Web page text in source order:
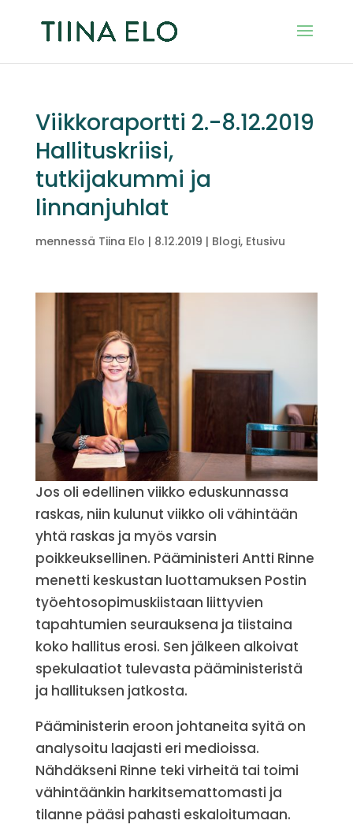
Viikkoraportti 2.-8.12.2019
Hallituskriisi,
tutkijakummi ja
linnanjuhlat
mennessä Tiina Elo | 8.12.2019 | Blogi, Etusivu
Jos oli edellinen viikko eduskunnassa
raskas, niin kulunut viikko oli vähintään
yhtä raskas ja myös varsin
poikkeuksellinen. Pääministeri Antti Rinne
menetti keskustan luottamuksen Postin
työehtosopimuskiistaan liittyvien
tapahtumien seurauksena ja tiistaina
koko hallitus erosi. Sen jälkeen alkoivat
spekulaatiot tulevasta pääministeristä
ja hallituksen jatkosta.
Pääministerin eroon johtaneita syitä on
analysoitu laajasti eri medioissa.
Nähdäkseni Rinne teki virheitä tai toimi
vähintäänkin harkitsemattomasti ja
tilanne pääsi pahasti eskaloitumaan.